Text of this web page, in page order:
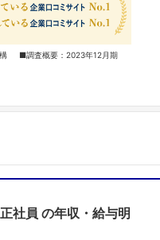
構 ■調査概要：2023年12月期
正社員 の年収・給与明